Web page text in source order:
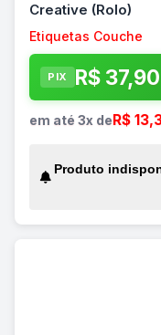
Creative (Rolo)
Etiquetas Couche
PIX R$ 37,90
em até 3x deR$
Produto